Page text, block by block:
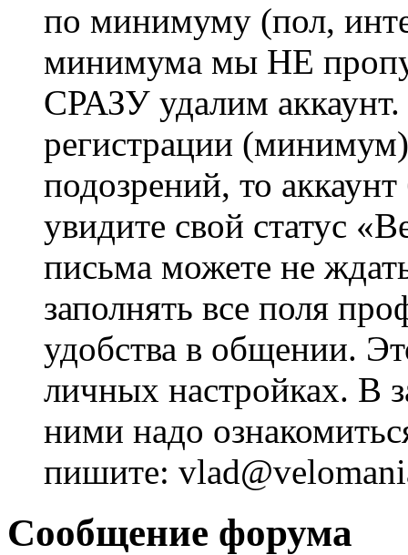
по минимуму (пол,
минимума мы НЕ
СРАЗУ удалим
регистрации
подозрений, то
увидите свой статус
письма можете не
заполнять все поля
удобства в общении.
личных настройках. В
ними надо
пишите:
Сообщение форума